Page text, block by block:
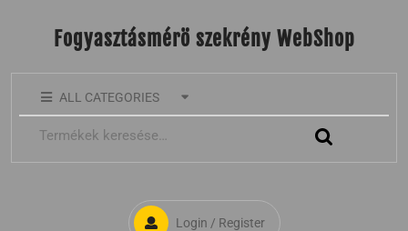
Fogyasztásmérö szekrény WebShop
ALL CATEGORIES
Login / Register